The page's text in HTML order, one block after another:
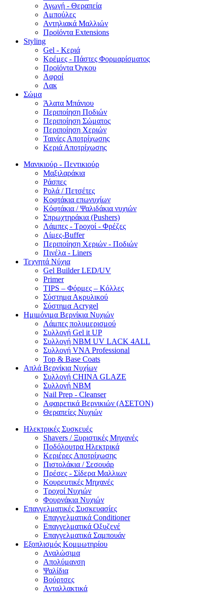
Αγωγή - Θεραπεία
Αμπούλες
Αντηλιακά Μαλλιών
Προϊόντα Extensions
Styling
Gel - Κεριά
Κρέμες - Πάστες Φορμαρίσματος
Προϊόντα Όγκου
Αφροί
Λακ
Σώμα
Άλατα Μπάνιου
Περιποίηση Ποδιών
Περιποίηση Σώματος
Περιποίηση Χεριών
Ταινίες Αποτρίχωσης
Κεριά Αποτρίχωσης
Μανικιούρ - Πεντικιούρ
Μαξιλαράκια
Ράσπες
Ρολά / Πετσέτες
Κοφτάκια επωνυχίων
Κόφτάκια / Ψαλιδάκια νυχιών
Σπρωχτηράκια (Pushers)
Λάμπες - Τροχοί - Φρέζες
Λίμες-Buffer
Περιποίηση Χεριών - Ποδιών
Πινέλα - Liners
Τεχνητά Νύχια
Gel Builder LED/UV
Primer
TIPS – Φόρμες – Κόλλες
Σύστημα Ακρυλικού
Σύστημα Acrygel
Ημιμόνιμα Βερνίκια Νυχιών
Λάμπες πολυμερισμού
Συλλογή Gel it UP
Συλλογή NBM UV LACK 4ALL
Συλλογή VNA Professional
Top & Base Coats
Απλά Βερνίκια Νυχίων
Συλλογή CHINA GLAZE
Συλλογή NBM
Nail Prep - Cleanser
Αφαιρετικά Βερνικιών (ΑΣΕΤΟΝ)
Θεραπείες Νυχιών
Ηλεκτρικές Συσκευές
Shavers / Ξυριστικές Μηχανές
Ποδόλουτρα Ηλεκτρικά
Κεριέρες Αποτρίχωσης
Πιστολάκια / Σεσουάρ
Πρέσες - Σίδερα Μαλλιων
Κουρευτικές Μηχανές
Τροχοί Νυχιών
Φουρνάκια Νυχιών
Επαγγελματικές Συσκευασίες
Επαγγελματικά Conditioner
Επαγγελματικά Oξυζενέ
Επαγγελματικά Σαμπουάν
Εξοπλισμός Κομμωτηρίου
Αναλώσιμα
Απολύμανση
Ψαλίδια
Βούρτσες
Ανταλλακτικά